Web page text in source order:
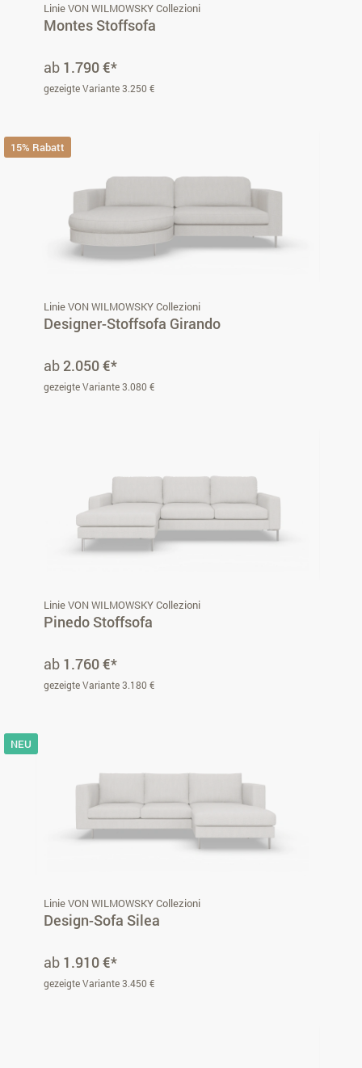
Linie VON WILMOWSKY Collezioni
Montes Stoffsofa
ab 1.790 €*
gezeigte Variante 3.250 €
15% Rabatt
Linie VON WILMOWSKY Collezioni
Designer-Stoffsofa Girando
ab2.050 €*
gezeigte Variante 3.080 €
Linie VON WILMOWSKY Collezioni
Pinedo Stoffsofa
ab 1.760 €*
gezeigte Variante 3.180 €
NEU
Linie VON WILMOWSKY Collezioni
Design-Sofa Silea
ab 1.910 €*
gezeigte Variante 3.450 €